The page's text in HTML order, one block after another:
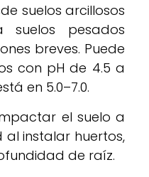
suelos arcillosos
suelos pesados
breves. Puede
con pH de 4.5 a
en 5.0–7.0.
el suelo a
instalar huertos,
de raíz.